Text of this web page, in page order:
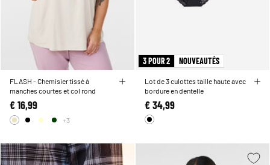
FLASH - Chemisier tissé à
manches courtes et col rond
€ 16,99
+3
3 POUR 2 NOUVEAUTÉS
Lot de 3 culottes taille haute avec
bordure en dentelle
€ 34,99